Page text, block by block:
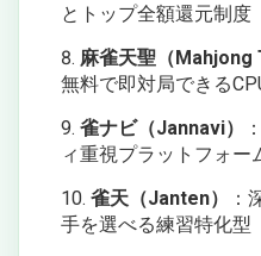
とトップ全額還元制度
麻雀天聖（Mahjong
無料で即対局できる
雀ナビ（Jannavi）
ィ重視プラットフォー
雀天（Janten）
：
手を選べる練習特化型